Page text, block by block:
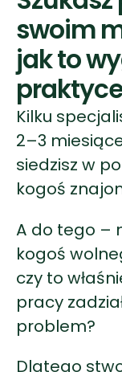
Kilku
2–3
siedzisz w
kogoś
A do tego –
kogoś
czy to
pracy
problem?
Dlatego
dostęp do